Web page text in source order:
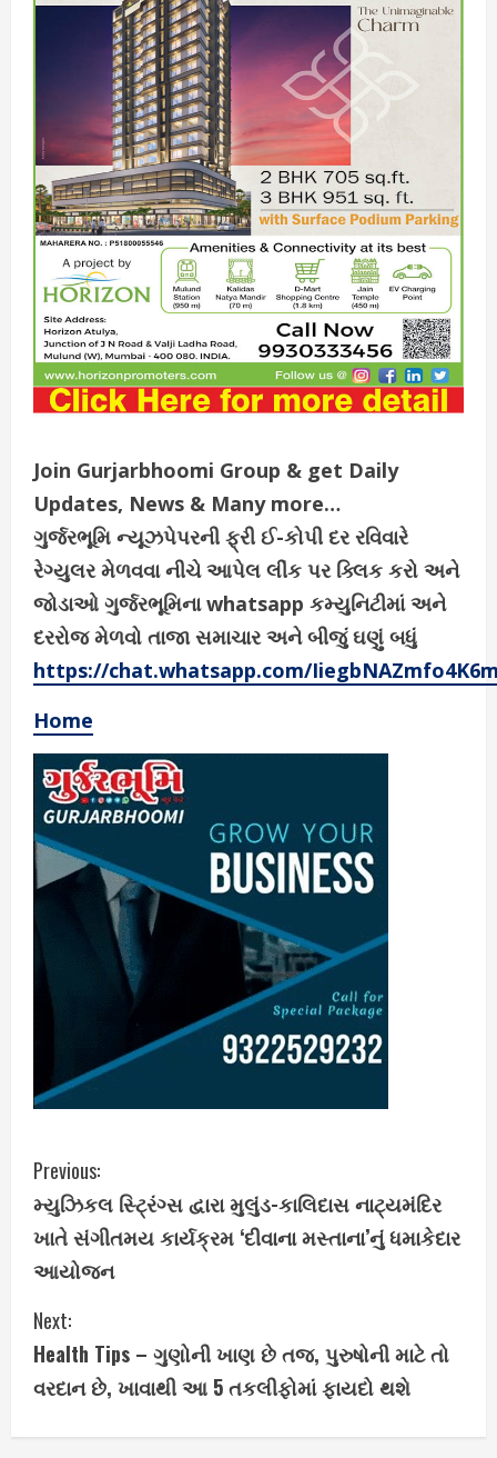
Join Gurjarbhoomi Group & get Daily
Updates, News & Many more…
ગુર્જરભૂમિ ન્યૂઝપેપરની ફ્રી ઈ-કોપી દર રવિવારે
રેગ્યુલર મેળવવા નીચે આપેલ લીંક પર ક્લિક કરો અને
જોડાઓ ગુર્જરભૂમિના whatsapp કમ્યુનિટીમાં અને
દરરોજ મેળવો તાજા સમાચાર અને બીજું ઘણું બધું
https://chat.whatsapp.com/
Home
C
o
n
t
i
n
Previous:
મ્યુઝિકલ સ્ટ્રિંગ્સ દ્વારા મુલુંડ-કાલિદાસ નાટ્યમંદિર
ખાતે સંગીતમય કાર્યક્રમ ‘દીવાના મસ્તાના’નું ધમાકેદાર
આયોજન
Next:
Health Tips – ગુણોની ખાણ છે તજ, પુરુષોની માટે તો
વરદાન છે, ખાવાથી આ 5 તકલીફોમાં ફાયદો થશે